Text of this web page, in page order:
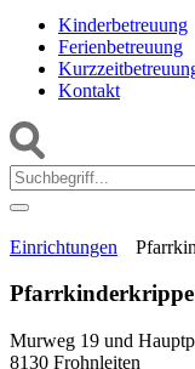
Kinderbetreuung
Ferienbetreuung
Kontakt
Suche:
Einrichtungen
Murweg 19 und
8130 Frohnleiten